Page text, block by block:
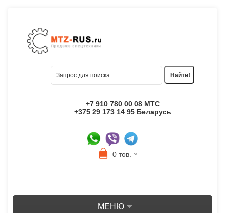
+7 910 780 00 08 МТС
+375 29 173 14 95 Беларусь
0 тов.
МЕНЮ